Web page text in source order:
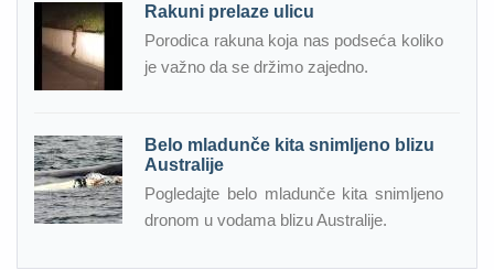
Rakuni prelaze ulicu
Porodica rakuna koja nas podseća koliko
je važno da se držimo zajedno.
Belo mladunče kita snimljeno blizu
Australije
Pogledajte belo mladunče kita snimljeno
dronom u vodama blizu Australije.